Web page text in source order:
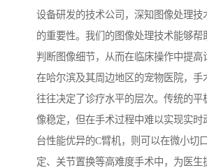
设备研发的技术公司，深知图像处理技
的重要性。我们的图像处理技术能够帮
判断图像细节，从而在临床操作中提高
在哈尔滨及其周边地区的宠物医院，手
往往决定了诊疗水平的层次。传统的平
像稳定，但在手术过程中难以实现实时
台性能优异的C臂机，则可以在微小切
定、关节置换等高难度手术中，为医生